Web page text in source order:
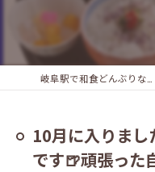
10月に入りまし
です🍺頑張った